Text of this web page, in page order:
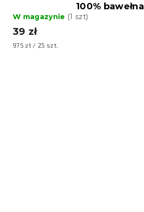
100% bawełna
W magazynie (1 szt)
39 zł
Cena
975 zł / 25 szt.